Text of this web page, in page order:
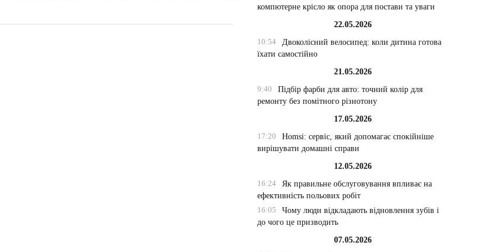
компютерне крісло як опора для постави та уваги
22.05.2026
10:54
Двоколісний велосипед: коли дитина готова
їхати самостійно
21.05.2026
9:40
Підбір фарби для авто: точний колір для
ремонту без помітного різнотону
17.05.2026
17:20
Homsi: сервіс, який допомагає спокійніше
вирішувати домашні справи
12.05.2026
16:24
Як правильне обслуговування впливає на
ефективність польових робіт
16:05
Чому люди відкладають відновлення зубів і
до чого це призводить
07.05.2026